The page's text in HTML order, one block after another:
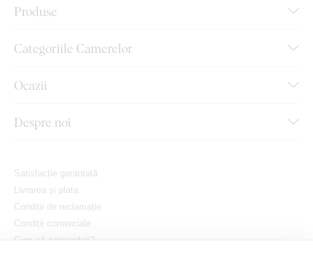
Produse
Categoriile Camerelor
Ocazii
Despre noi
Satisfacție garantată
Livrarea și plata
Condiții de reclamație
Condiții comerciale
Cum să comandați?